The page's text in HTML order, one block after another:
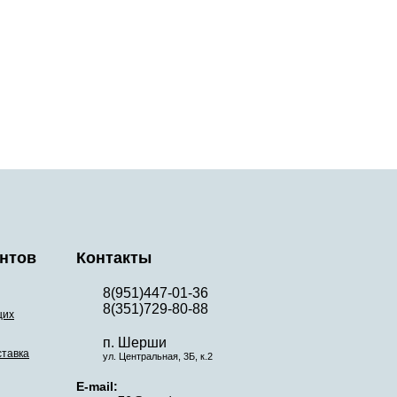
Контакты
8(951)447-01-36
8(351)729-80-88
п. Шерши
ул. Центральная, 3Б, к.2
E-mail: